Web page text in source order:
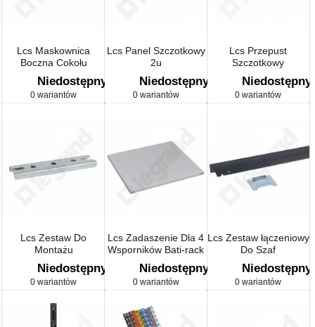
Lcs Maskownica
Boczna Cokołu
Niedostępny
0 wariantów
Lcs Panel Szczotkowy
2u
Niedostępny
0 wariantów
Lcs Przepust
Szczotkowy
Niedostępny
0 wariantów
Lcs Zestaw Do
Montażu
Stacjonarnego Szafy
Niedostępny
0 wariantów
Lcs Zadaszenie Dla 4
Wsporników Bati-rack
Niedostępny
0 wariantów
Lcs Zestaw łączeniowy
Do Szaf
Niedostępny
0 wariantów